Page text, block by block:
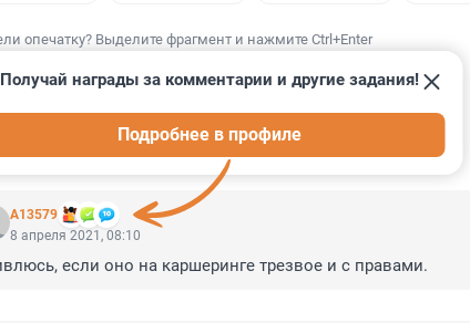
опечатку? Выделите фрагмент и нажмите Ctrl+Enter
21
А13579
Получай награды за комментарии и другие задания!
Подробнее в профиле
8 апреля 2021, 08:10
если оно на каршеринге трезвое и с правами.